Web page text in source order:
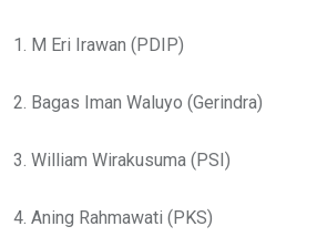
1. M Eri Irawan (PDIP)
2. Bagas Iman Waluyo (Gerindra)
3. William Wirakusuma (PSI)
4. Aning Rahmawati (PKS)